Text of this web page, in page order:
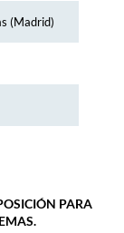
(Madrid)
PARA